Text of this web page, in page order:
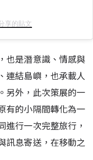
享的貼文
也是潛意識、情感與
連結島嶼，也承載人
另外，此次策展的一
有的小隔間轉化為一
進行一次完整旅行，
訊息寄送，在移動之